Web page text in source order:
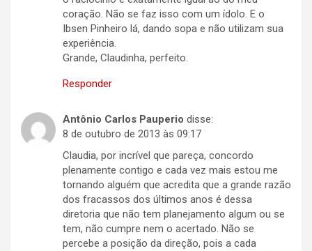
coração. Não se faz isso com um ídolo. E o
Ibsen Pinheiro lá, dando sopa e não utilizam sua
experiência.
Grande, Claudinha, perfeito.
Responder
Antônio Carlos Pauperio disse:
8 de outubro de 2013 às 09:17
Claudia, por incrível que pareça, concordo
plenamente contigo e cada vez mais estou me
tornando alguém que acredita que a grande razão
dos fracassos dos últimos anos é dessa
diretoria que não tem planejamento algum ou se
tem, não cumpre nem o acertado. Não se
percebe a posição da direção, pois a cada